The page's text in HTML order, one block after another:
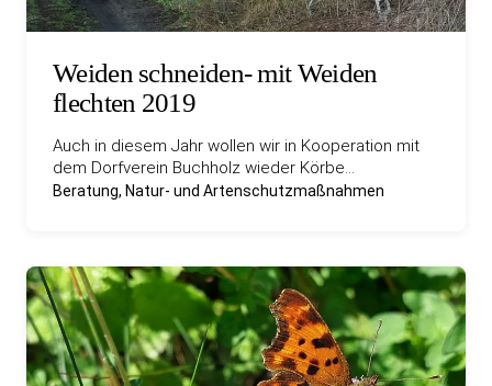
Weiden schneiden- mit Weiden
flechten 2019
Auch in diesem Jahr wollen wir in Kooperation mit
dem Dorfverein Buchholz wieder Körbe…
Beratung, Natur- und Artenschutzmaßnahmen